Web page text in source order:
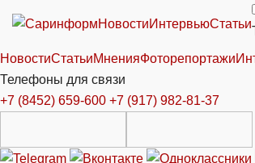
НовостиИнтервьюСтатьи
НовостиСтатьиМненияФоторепортажи
Телефоны для связи
+7 (8452) 659-600 +7 (917) 982-81-37